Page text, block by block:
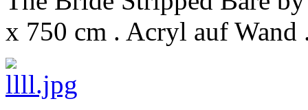
x 750 cm . Acryl auf Wand